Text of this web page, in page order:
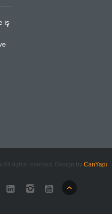
iş
All rights reserved. Design by CanYapı